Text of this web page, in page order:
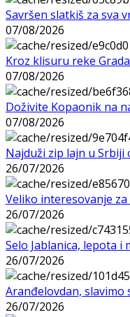
Savršen slatkiš za sva
07/08/2026
Kroz klisuru reke
07/08/2026
Doživite Kopaonik na
07/08/2026
Najduži zip lajn u Srbiji
26/07/2026
Veliko interesovanje
26/07/2026
Selo Jablanica, lepota
26/07/2026
Aranđelovdan, slavimo
26/07/2026